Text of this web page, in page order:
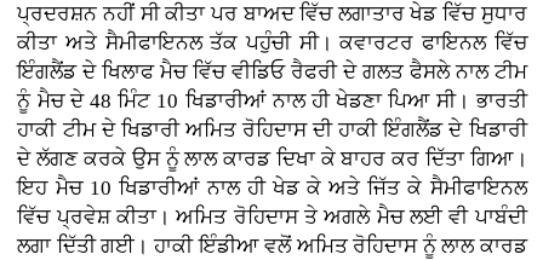
ਪ੍ਰਦਰਸ਼ਨ ਨਹੀਂ ਸੀ ਕੀਤਾ ਪਰ ਬਾਅਦ ਵਿੱਚ ਲਗਾਤਾਰ ਖੇਡ ਵਿੱਚ ਸੁਧਾਰ
ਕੀਤਾ ਅਤੇ ਸੈਮੀਫਾਇਨਲ ਤੱਕ ਪਹੁੰਚੀ ਸੀ। ਕਵਾਰਟਰ ਫਾਇਨਲ ਵਿੱਚ
ਇੰਗਲੈਂਡ ਦੇ ਖਿਲਾਫ ਮੈਚ ਵਿੱਚ ਵੀਡਿਓ ਰੈਫਰੀ ਦੇ ਗਲਤ ਫੈਸਲੇ ਨਾਲ ਟੀਮ
ਨੂੰ ਮੈਚ ਦੇ 48 ਮਿੰਟ 10 ਖਿਡਾਰੀਆਂ ਨਾਲ ਹੀ ਖੇਡਣਾ ਪਿਆ ਸੀ। ਭਾਰਤੀ
ਹਾਕੀ ਟੀਮ ਦੇ ਖਿਡਾਰੀ ਅਮਿਤ ਰੋਹਿਦਾਸ ਦੀ ਹਾਕੀ ਇੰਗਲੈਂਡ ਦੇ ਖਿਡਾਰੀ
ਦੇ ਲੱਗਣ ਕਰਕੇ ਉਸ ਨੂੰ ਲਾਲ ਕਾਰਡ ਦਿਖਾ ਕੇ ਬਾਹਰ ਕਰ ਦਿੱਤਾ ਗਿਆ।
ਇਹ ਮੈਚ 10 ਖਿਡਾਰੀਆਂ ਨਾਲ ਹੀ ਖੇਡ ਕੇ ਅਤੇ ਜਿੱਤ ਕੇ ਸੈਮੀਫਾਇਨਲ
ਵਿੱਚ ਪ੍ਰਵੇਸ਼ ਕੀਤਾ। ਅਮਿਤ ਰੋਹਿਦਾਸ ਤੇ ਅਗਲੇ ਮੈਚ ਲਈ ਵੀ ਪਾਬੰਦੀ
ਲਗਾ ਦਿੱਤੀ ਗਈ। ਹਾਕੀ ਇੰਡੀਆ ਵਲੋਂ ਅਮਿਤ ਰੋਹਿਦਾਸ ਨੂੰ ਲਾਲ ਕਾਰਡ